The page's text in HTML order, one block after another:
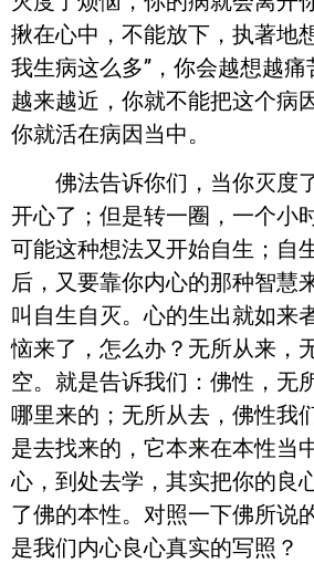
揪在心中，不能放下，执著地
我生病这么多”，你会越想越
越来越近，你就不能把这个病
你就活在病因当中。
佛法告诉你们，当你灭度了
开心了；但是转一圈，一个小
可能这种想法又开始自生；自
后，又要靠你内心的那种智慧
叫自生自灭。心的生出就如来
恼来了，怎么办？无所从来，
空。就是告诉我们：佛性，无
哪里来的；无所从去，佛性我
是去找来的，它本来在本性当
心，到处去学，其实把你的良
了佛的本性。对照一下佛所说
是我们内心良心真实的写照？